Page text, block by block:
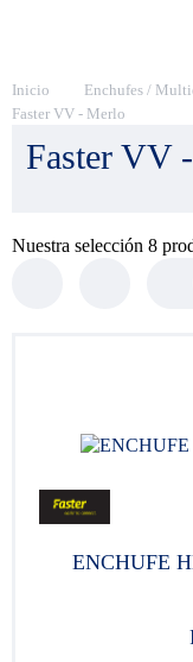
Inicio Enchufes /
Faster VV - Merlo
Faster VV
Nuestra selección 8
ENCHUFE